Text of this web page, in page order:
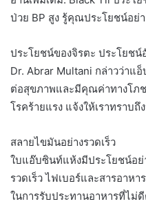
ป่วย BP สูง รู้คุณประโยชน์อย่า
ประโยชน์ของจิรตะ ประโยชน์
Dr. Abrar Multani กล่าวว่า
ต่อสุขภาพและมีคุณค่าทางโภ
โรคร้ายแรง แจ้งให้เราทราบ
สลายไขมันอย่างรวดเร็ว
ใบแอ๊บซินท์แห้งมีประโยชน์อย่
รวดเร็ว ไฟเบอร์และสารอาห
ในการรับประทานอาหารที่ไม่